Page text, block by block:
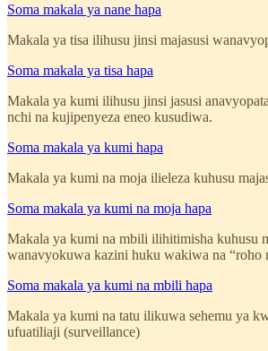
Soma makala ya nane hapa
Makala ya tisa ilihusu jinsi majasusi
Soma makala ya tisa hapa
Makala ya kumi ilihusu jinsi jasusi
nchi na kujipenyeza eneo kusudiwa.
Soma makala ya kumi hapa
Makala ya kumi na moja ilieleza kuhusu
Soma makala ya kumi na moja hapa
Makala ya kumi na mbili ilihitimisha kuhusu
wanavyokuwa kazini huku wakiwa na “roho
Soma makala ya kumi na mbili hapa
Makala ya kumi na tatu ilikuwa sehemu ya
ufuatiliaji (surveillance)